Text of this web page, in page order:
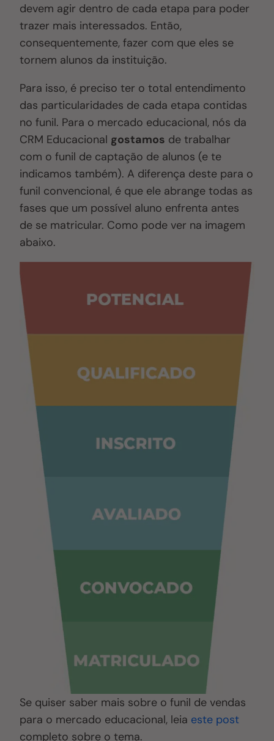
devem agir dentro de cada etapa para poder
trazer mais interessados. Então,
consequentemente, fazer com que eles se
tornem alunos da instituição.
Para isso, é preciso ter o total entendimento
das particularidades de cada etapa contidas
no funil. Para o mercado educacional, nós da
CRM Educacional gostamos de trabalhar
com o funil de captação de alunos (e te
indicamos também). A diferença deste para o
funil convencional, é que ele abrange todas as
fases que um possível aluno enfrenta antes
de se matricular. Como pode ver na imagem
abaixo.
Se quiser saber mais sobre o funil de vendas
para o mercado educacional, leia este post
completo sobre o tema.